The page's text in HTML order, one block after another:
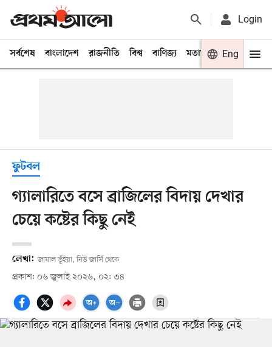
Login
সর্বশেষ বাংলাদেশ রাজনীতি বিশ্ব বাণিজ্য মতামত খেলা
Eng
ফুটবল
গ্যালারিতে বসে ব্রাজিলের বিদায় দেখার
চেয়ে কষ্টের কিছু নেই
লেখা: জামাল ভূঁইয়া, নিউ জার্সি থেকে
প্রকাশ: ০৬ জুলাই ২০২৬, ০২: ৩৪